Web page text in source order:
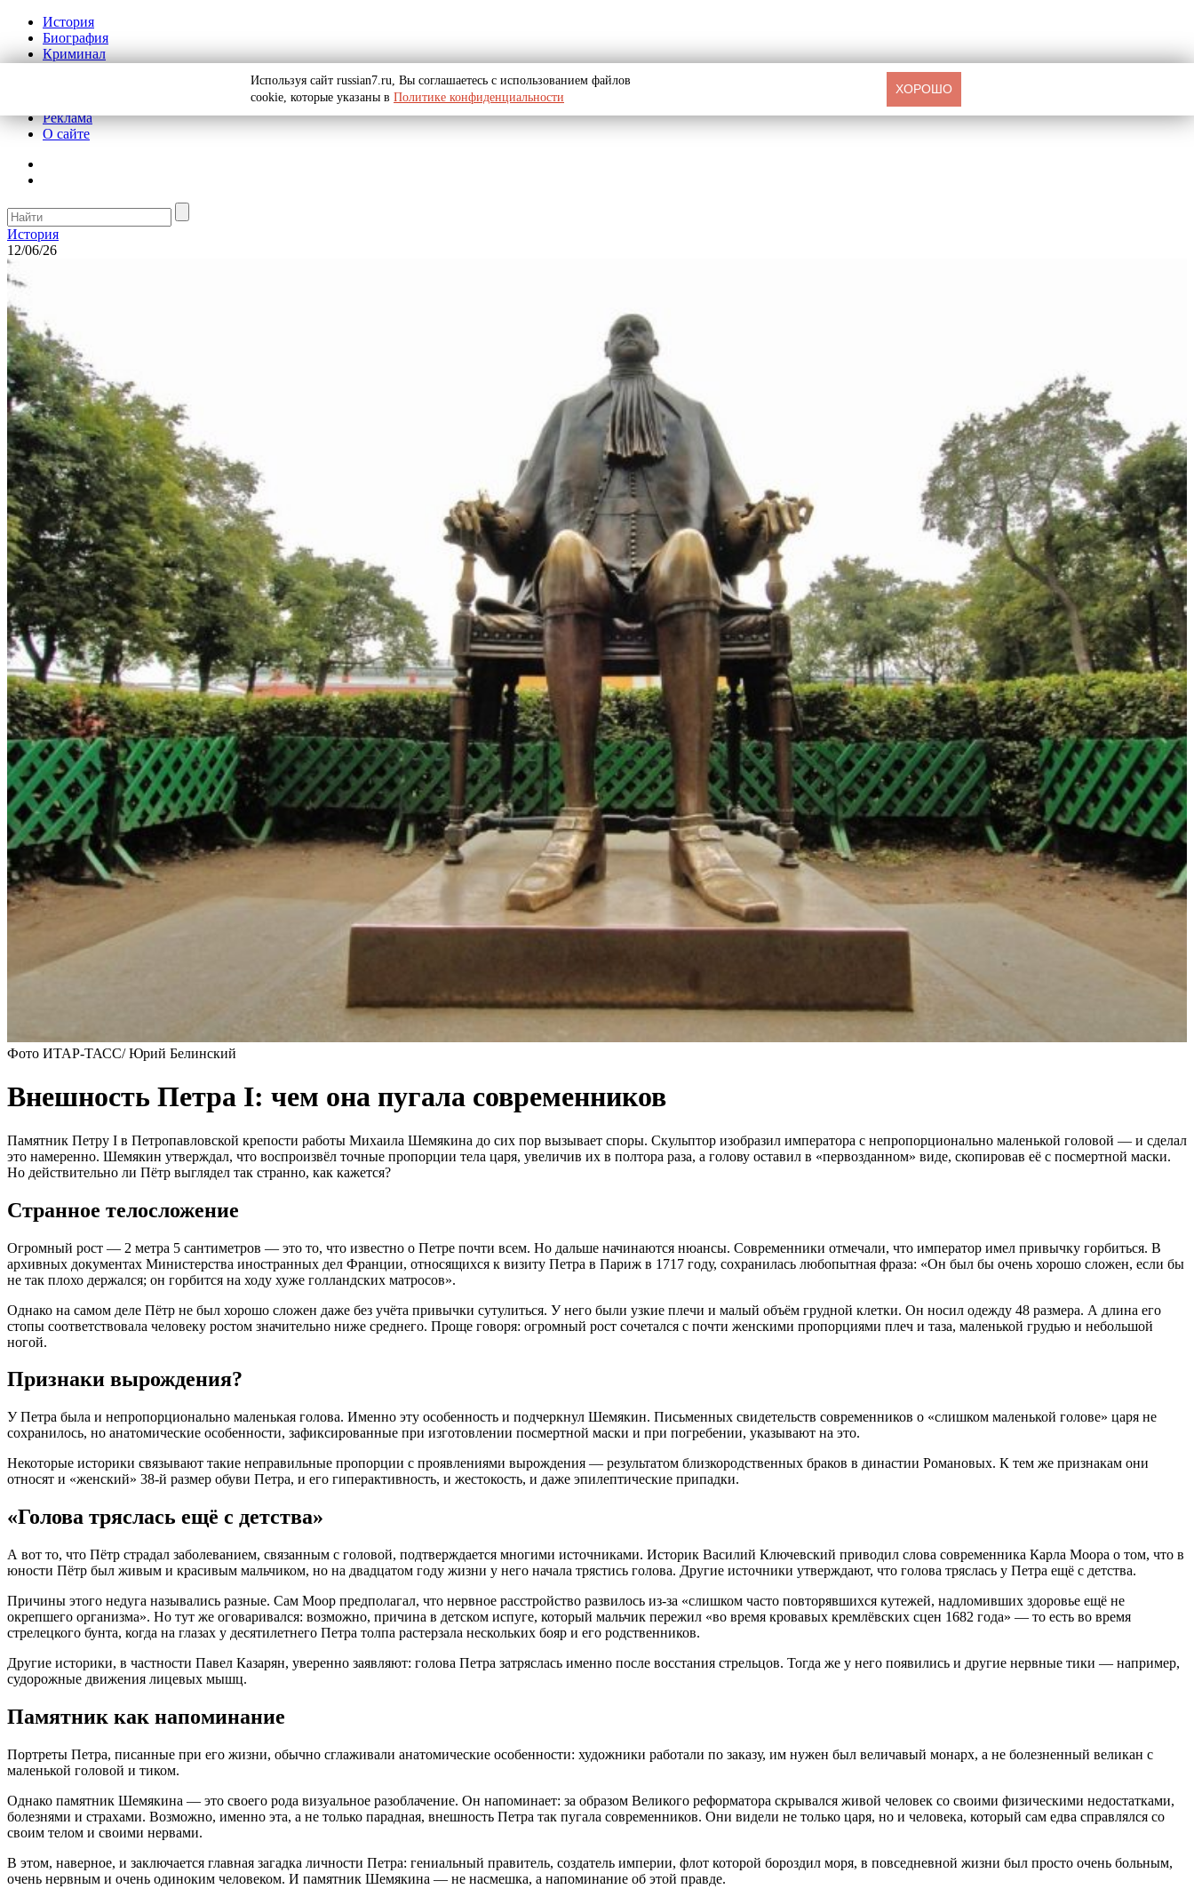
История
Биография
Криминал
Реклама
О сайте
История
12/06/26
Фото ИТАР-ТАСС/ Юрий Белинский
Внешность Петра I: чем она пугала современников
Памятник Петру I в Петропавловской крепости работы Михаила Шемякина до сих пор вызывает споры. Скульптор изобразил императора с непропорционально маленькой головой — и сделал
это намеренно. Шемякин утверждал, что воспроизвёл точные пропорции тела царя, увеличив их в полтора раза, а голову оставил в «первозданном» виде, скопировав её с посмертной маски.
Но действительно ли Пётр выглядел так странно, как кажется?
Странное телосложение
Огромный рост — 2 метра 5 сантиметров — это то, что известно о Петре почти всем. Но дальше начинаются нюансы. Современники отмечали, что император имел привычку горбиться. В
архивных документах Министерства иностранных дел Франции, относящихся к визиту Петра в Париж в 1717 году, сохранилась любопытная фраза: «Он был бы очень хорошо сложен, если бы
не так плохо держался; он горбится на ходу хуже голландских матросов».
Однако на самом деле Пётр не был хорошо сложен даже без учёта привычки сутулиться. У него были узкие плечи и малый объём грудной клетки. Он носил одежду 48 размера. А длина его
стопы соответствовала человеку ростом значительно ниже среднего. Проще говоря: огромный рост сочетался с почти женскими пропорциями плеч и таза, маленькой грудью и небольшой
ногой.
Признаки вырождения?
У Петра была и непропорционально маленькая голова. Именно эту особенность и подчеркнул Шемякин. Письменных свидетельств современников о «слишком маленькой голове» царя не
сохранилось, но анатомические особенности, зафиксированные при изготовлении посмертной маски и при погребении, указывают на это.
Некоторые историки связывают такие неправильные пропорции с проявлениями вырождения — результатом близкородственных браков в династии Романовых. К тем же признакам они
относят и «женский» 38-й размер обуви Петра, и его гиперактивность, и жестокость, и даже эпилептические припадки.
«Голова тряслась ещё с детства»
А вот то, что Пётр страдал заболеванием, связанным с головой, подтверждается многими источниками. Историк Василий Ключевский приводил слова современника Карла Моора о том, что в
юности Пётр был живым и красивым мальчиком, но на двадцатом году жизни у него начала трястись голова. Другие источники утверждают, что голова тряслась у Петра ещё с детства.
Причины этого недуга назывались разные. Сам Моор предполагал, что нервное расстройство развилось из-за «слишком часто повторявшихся кутежей, надломивших здоровье ещё не
окрепшего организма». Но тут же оговаривался: возможно, причина в детском испуге, который мальчик пережил «во время кровавых кремлёвских сцен 1682 года» — то есть во время
стрелецкого бунта, когда на глазах у десятилетнего Петра толпа растерзала нескольких бояр и его родственников.
Другие историки, в частности Павел Казарян, уверенно заявляют: голова Петра затряслась именно после восстания стрельцов. Тогда же у него появились и другие нервные тики — например,
судорожные движения лицевых мышц.
Памятник как напоминание
Портреты Петра, писанные при его жизни, обычно сглаживали анатомические особенности: художники работали по заказу, им нужен был величавый монарх, а не болезненный великан с
маленькой головой и тиком.
Однако памятник Шемякина — это своего рода визуальное разоблачение. Он напоминает: за образом Великого реформатора скрывался живой человек со своими физическими недостатками,
болезнями и страхами. Возможно, именно эта, а не только парадная, внешность Петра так пугала современников. Они видели не только царя, но и человека, который сам едва справлялся со
своим телом и своими нервами.
В этом, наверное, и заключается главная загадка личности Петра: гениальный правитель, создатель империи, флот которой бороздил моря, в повседневной жизни был просто очень больным,
очень нервным и очень одиноким человеком. И памятник Шемякина — не насмешка, а напоминание об этой правде.
Используя сайт russian7.ru, Вы соглашаетесь с использованием файлов
cookie, которые указаны в Политике конфиденциальности
ХОРОШО